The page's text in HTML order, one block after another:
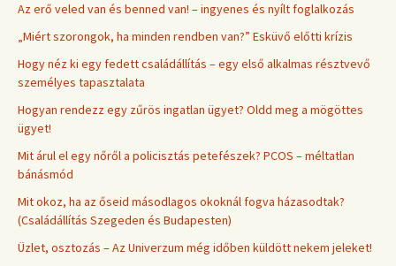
Az erő veled van és benned van! – ingyenes és nyílt foglalkozás
„Miért szorongok, ha minden rendben van?” Esküvő előtti krízis
Hogy néz ki egy fedett családállítás – egy első alkalmas résztvevő
személyes tapasztalata
Hogyan rendezz egy zűrös ingatlan ügyet? Oldd meg a mögöttes
ügyet!
Mit árul el egy nőről a policisztás petefészek? PCOS – méltatlan
bánásmód
Mit okoz, ha az őseid másodlagos okoknál fogva házasodtak?
(Családállítás Szegeden és Budapesten)
Üzlet, osztozás – Az Univerzum még időben küldött nekem jeleket!